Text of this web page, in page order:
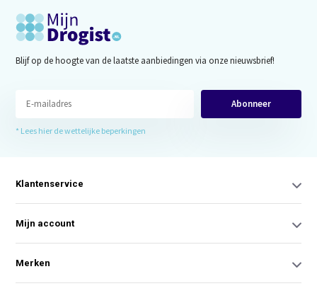
Blijf op de hoogte van de laatste aanbiedingen via onze nieuwsbrief!
Abonneer
* Lees hier de wettelijke beperkingen
Klantenservice
Mijn account
Merken